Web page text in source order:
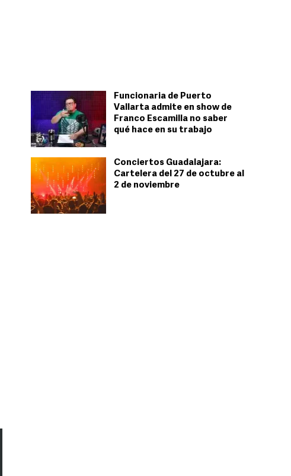
Funcionaria de Puerto
Vallarta admite en show de
Franco Escamilla no saber
qué hace en su trabajo
Conciertos Guadalajara:
Cartelera del 27 de octubre al
2 de noviembre